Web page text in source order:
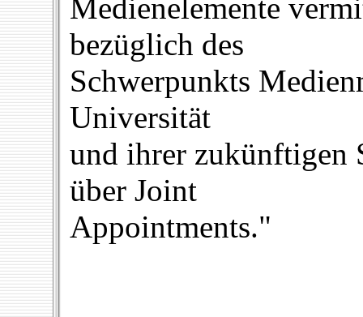
Medienelemente
bezüglich des
Schwerpunkts
Universität
und ihrer zukünftigen
über Joint
Appointments."